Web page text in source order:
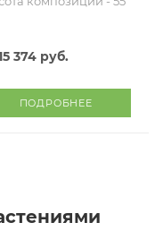
374 руб.
ПОДРОБНЕЕ